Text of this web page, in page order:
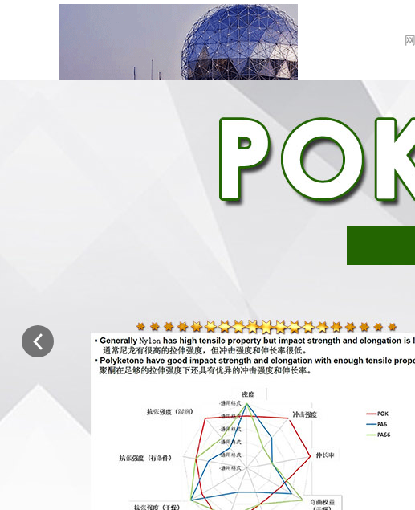
客户服务理念：客户满意就是我们存在的价值。
没有客户的满意，就没有我们的价值。而一个没有价值的企业，是不可能继续存在
为客户服务，以追求客户比较高满意度为我们的目标,客户满意就是我们存在的价值。
不仅要及时地响应用户点滴服务要求，而且要不断地通过一个个完整的服
益相关的制度保证上。
方方面面——服务所涉及的不是一个点而是一个面，涵盖技术服务和质量服务，以及
力求避免生硬的服务方式，让客户有“如沐春风”的感觉，是我们追求的目